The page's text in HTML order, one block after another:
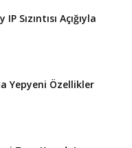
Sızıntısı Açığıyla
Yepyeni Özellikler